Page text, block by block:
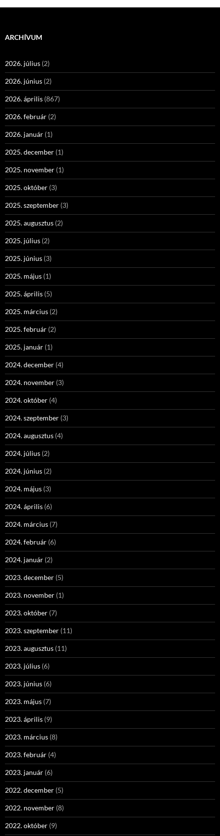
ARCHÍVUM
2026. július (2)
2026. június (2)
2026. április (867)
2026. február (2)
2026. január (1)
2025. december (1)
2025. november (1)
2025. október (3)
2025. szeptember (3)
2025. augusztus (2)
2025. július (2)
2025. június (3)
2025. május (1)
2025. április (5)
2025. március (2)
2025. február (2)
2025. január (1)
2024. december (4)
2024. november (3)
2024. október (4)
2024. szeptember (3)
2024. augusztus (4)
2024. július (2)
2024. június (2)
2024. május (3)
2024. április (6)
2024. március (7)
2024. február (6)
2024. január (2)
2023. december (5)
2023. november (1)
2023. október (7)
2023. szeptember (11)
2023. augusztus (11)
2023. július (6)
2023. június (6)
2023. május (7)
2023. április (9)
2023. március (8)
2023. február (4)
2023. január (6)
2022. december (5)
2022. november (8)
2022. október (9)